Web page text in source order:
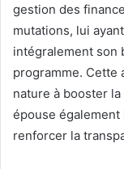
gestion des
mutations, lui
intégralement son
programme. Cette
nature à booster
épouse également
renforcer la